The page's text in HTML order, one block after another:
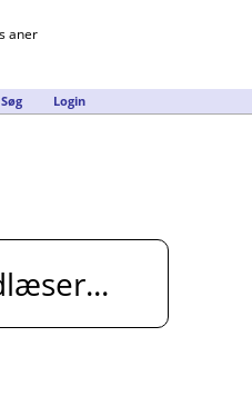
aner
Søg Login